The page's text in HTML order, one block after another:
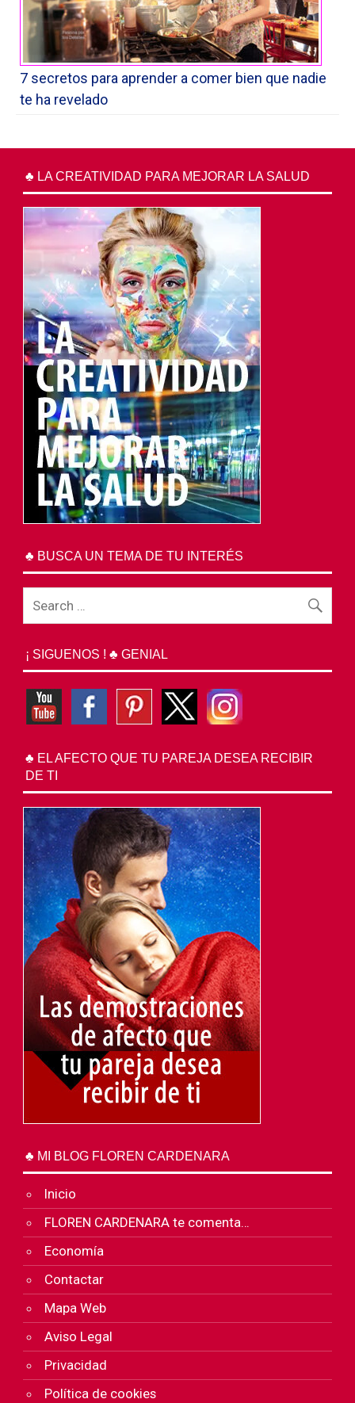
7 secretos para aprender a comer bien que nadie
te ha revelado
♣ LA CREATIVIDAD PARA MEJORAR LA SALUD
♣ BUSCA UN TEMA DE TU INTERÉS
¡ SIGUENOS ! ♣ GENIAL
♣ EL AFECTO QUE TU PAREJA DESEA RECIBIR
DE TI
♣ MI BLOG FLOREN CARDENARA
Inicio
FLOREN CARDENARA te comenta…
Economía
Contactar
Mapa Web
Aviso Legal
Privacidad
Política de cookies